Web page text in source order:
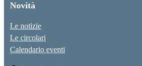
Novità
Le notizie
Le circolari
Calendario eventi